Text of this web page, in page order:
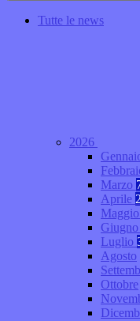
Tutte le news
2026
Marzo
Aprile 2
Maggio
Giugno
Luglio
Agosto
Ottobre